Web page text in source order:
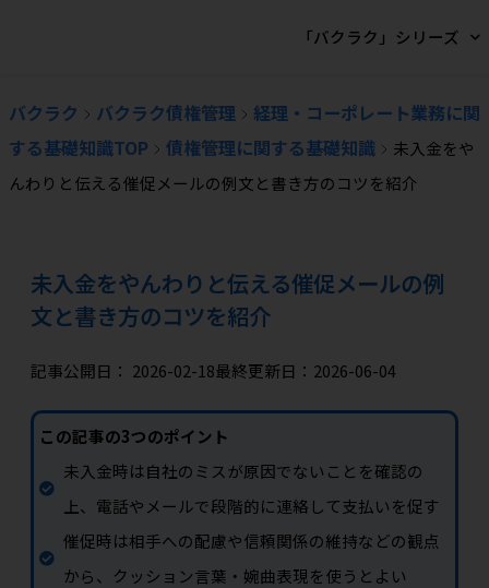
「バクラク」シリーズ
バクラク バクラク債権管理
経理・コーポレート業務に関
する基礎知識TOP
債権管理に関する基礎知識
未入金をや
んわりと伝える催促メールの例文と書き方のコツを紹介
未入金をやんわりと伝える催促メールの例
文と書き方のコツを紹介
記事公開日： 2026-02-18最終更新日：2026-06-04
この記事の3つのポイント
未入金時は自社のミスが原因でないことを確認の
上、電話やメールで段階的に連絡して支払いを促す
催促時は相手への配慮や信頼関係の維持などの観点
から、クッション言葉・婉曲表現を使うとよい